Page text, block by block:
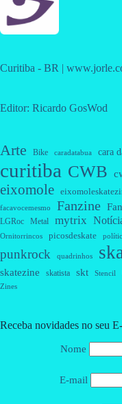
Curitiba - BR |
Editor: Ricardo GosWod
Arte Bike caradatabua cara
curitiba CWB
eixomole
facavocemesmo Fanzine
LGRoc Metal mytrix
Ornitorrincos picosdeskate
punkrock quadrinhos
skatezine skatista skt Stencil
Zines
Receba novidades no seu
Nome
E-mail